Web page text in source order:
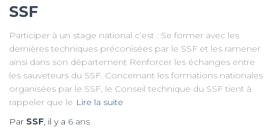
SSF
Participer à un stage national c’est : Se former avec les
dernières techniques préconisées par le SSF et les ramener
ainsi dans son département Renforcer les échanges entre
les sauveteurs du SSF. Concernant les formations nationales
organisées par le SSF, le Conseil technique du SSF tient à
rappeler que le Lire la suite
Par SSF, il y a 6 ans